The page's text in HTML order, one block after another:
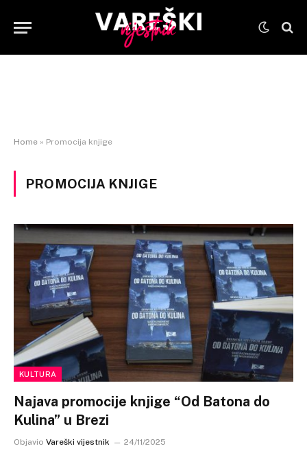
Home » Promocija knjige
PROMOCIJA KNJIGE
KULTURA
Najava promocije knjige “Od Batona do
Kulina” u Brezi
Objavio Vareški vijestnik 24/11/2025